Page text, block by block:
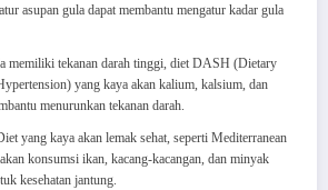
asupan gula dapat membantu mengatur kadar gula
memiliki tekanan darah tinggi, diet DASH (Dietary
yang kaya akan kalium, kalsium, dan
menurunkan tekanan darah.
yang kaya akan lemak sehat, seperti Mediterranean
konsumsi ikan, kacang-kacangan, dan minyak
kesehatan jantung.